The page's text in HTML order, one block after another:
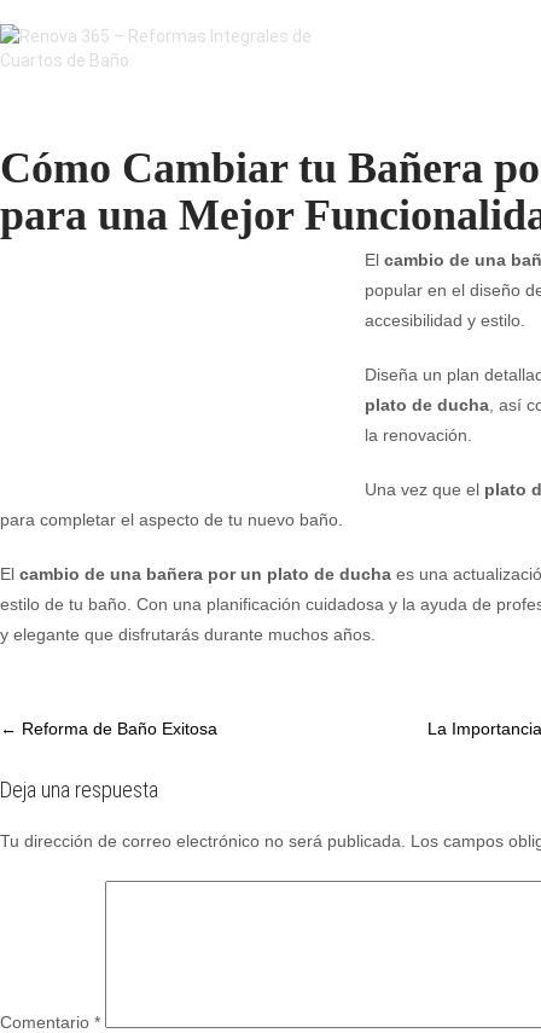
Cómo Cambiar tu Bañera
para una Mejor
El cambio de una
popular en el diseño
accesibilidad y estilo.
Diseña un plan
plato de ducha, así
la renovación.
Una vez que el plato
para completar el aspecto de tu nuevo baño.
El cambio de una bañera por un plato de ducha es una
estilo de tu baño. Con una planificación cuidadosa y la ayuda de
y elegante que disfrutarás durante muchos años.
Post
← Reforma de Baño Exitosa La
Deja una respuesta
Tu dirección de correo electrónico no será publicada. Los campos
Comentario *